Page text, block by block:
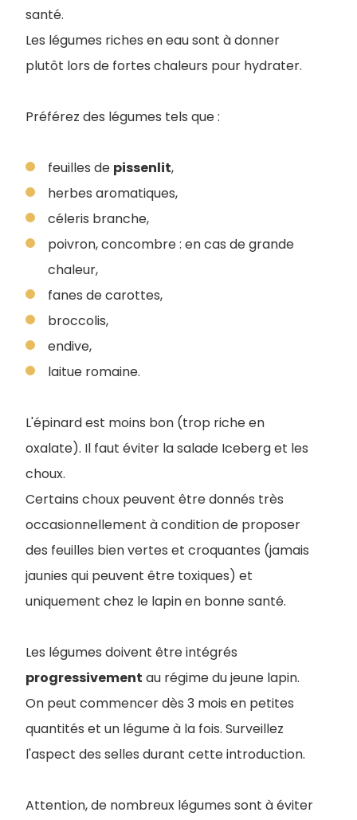
santé.
Les légumes riches en eau sont à donner
plutôt lors de fortes chaleurs pour hydrater.
Préférez des légumes tels que :
feuilles de pissenlit,
herbes aromatiques,
céleris branche,
poivron, concombre : en cas de grande
chaleur,
fanes de carottes,
broccolis,
endive,
laitue romaine.
L'épinard est moins bon (trop riche en
oxalate). Il faut éviter la salade Iceberg et les
choux.
Certains choux peuvent être donnés très
occasionnellement à condition de proposer
des feuilles bien vertes et croquantes (jamais
jaunies qui peuvent être toxiques) et
uniquement chez le lapin en bonne santé.
Les légumes doivent être intégrés
progressivement au régime du jeune lapin.
On peut commencer dès 3 mois en petites
quantités et un légume à la fois. Surveillez
l'aspect des selles durant cette introduction.
Attention, de nombreux légumes sont à éviter